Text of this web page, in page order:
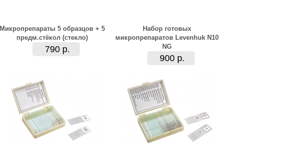
Микропрепараты 5 образцов + 5
предм.стёкол (стекло)
790 р.
Набор готовых
микропрепаратов Levenhuk N10
NG
900 р.